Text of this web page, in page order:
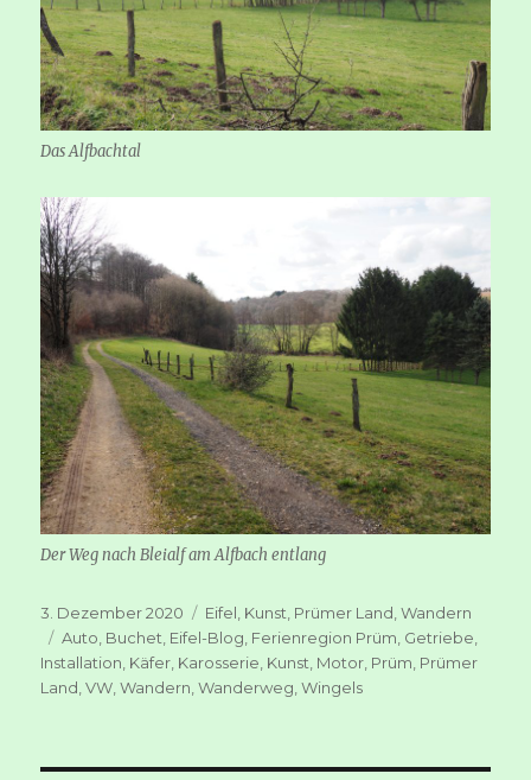
Das Alfbachtal
Der Weg nach Bleialf am Alfbach entlang
Veröffentlicht
am
3. Dezember 2020 Kategorien
Eifel, Kunst, Prümer Land,Wandern
Schlagwörter
Auto, Buchet, Eifel-Blog, Ferienregion Prüm, Getriebe,
Installation, Käfer, Karosserie, Kunst, Motor, Prüm, Prümer
Land,VW,Wandern,Wanderweg,Wingels